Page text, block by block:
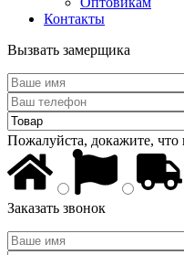
Контакты
Вызвать замерщика
Пожалуйста, докажите, что
Заказать звонок